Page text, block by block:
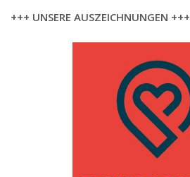
+++ UNSERE AUSZEICHNUNGEN +++